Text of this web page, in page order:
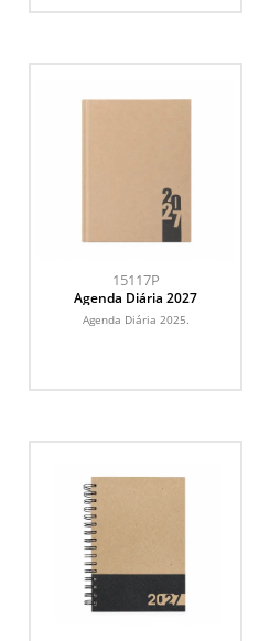
15117P
Agenda Diária 2027
Agenda Diária 2025.